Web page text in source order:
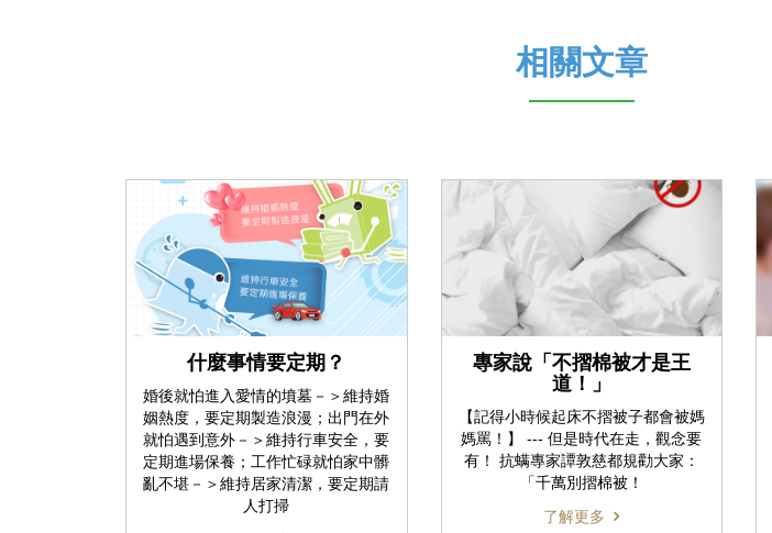
相關文章
什麼事情要定期？
婚後就怕進入愛情的墳墓－＞維持婚
姻熱度，要定期製造浪漫；出門在外
就怕遇到意外－＞維持行車安全，要
定期進場保養；工作忙碌就怕家中髒
亂不堪－＞維持居家清潔，要定期請
人打掃
專家說「不摺棉被才是王
道！」
【記得小時候起床不摺被子都會被媽
媽罵！】 --- 但是時代在走，觀念要
有！ 抗螨專家譚敦慈都規勸大家：
「千萬別摺棉被！
了解更多